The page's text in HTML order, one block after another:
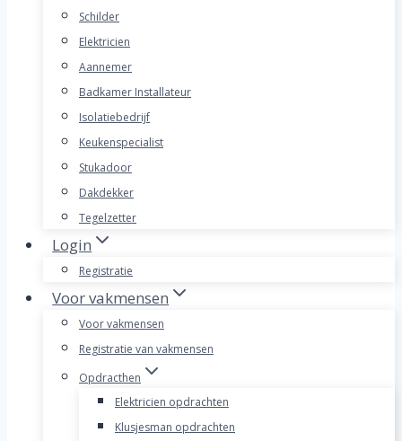
Schilder
Elektricien
Aannemer
Badkamer Installateur
Isolatiebedrijf
Keukenspecialist
Stukadoor
Dakdekker
Tegelzetter
Login
Registratie
Voor vakmensen
Voor vakmensen
Registratie van vakmensen
Opdracthen
Elektricien opdrachten
Klusjesman opdrachten